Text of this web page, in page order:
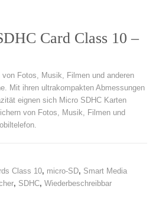
Card Class 10 –
Fotos, Musik, Filmen und anderen
Mit ihren ultrakompakten Abmessungen
eignen sich Micro SDHC Karten
von Fotos, Musik, Filmen und
Class 10, micro-SD, Smart Media
, SDHC, Wiederbeschreibbar